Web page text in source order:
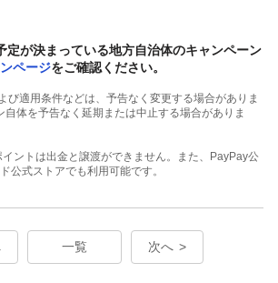
定が決まっている地方自治体のキャンペーン
ページをご確認ください。
び適用条件などは、予告なく変更する場合がありま
体を予告なく延期または中止する場合がありま
ントは出金と譲渡ができません。また、PayPay公
公式ストアでも利用可能です。
一覧 次へ